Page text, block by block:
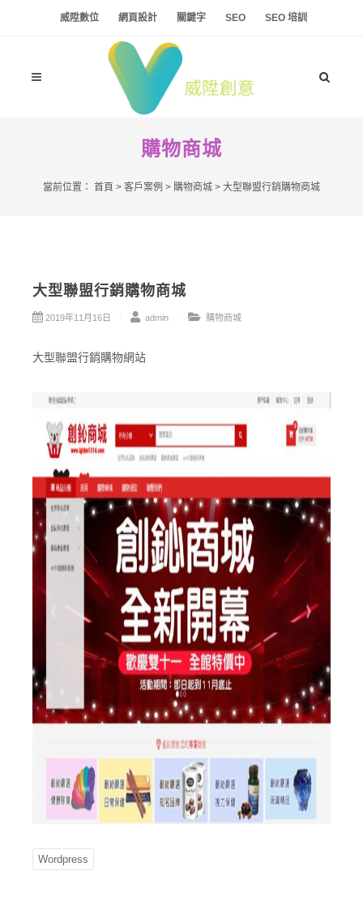
威陞數位 網頁設計 關鍵字 SEO SEO 培訓
購物商城
當前位置： 首頁 > 客戶案例 > 購物商城 > 大型聯盟行銷購物商城
大型聯盟行銷購物商城
2019年11月16日 admin 購物商城
大型聯盟行銷購物網站
Wordpress